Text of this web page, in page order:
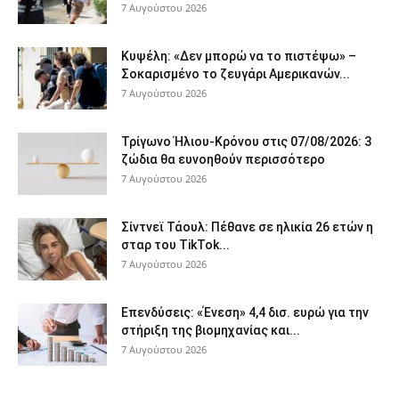
7 Αυγούστου 2026
Κυψέλη: «Δεν μπορώ να το πιστέψω» –
Σοκαρισμένο το ζευγάρι Αμερικανών...
7 Αυγούστου 2026
Τρίγωνο Ήλιου-Κρόνου στις 07/08/2026: 3
ζώδια θα ευνοηθούν περισσότερο
7 Αυγούστου 2026
Σίντνεϊ Τάουλ: Πέθανε σε ηλικία 26 ετών η
σταρ του TikTok...
7 Αυγούστου 2026
Επενδύσεις: «Ένεση» 4,4 δισ. ευρώ για την
στήριξη της βιομηχανίας και...
7 Αυγούστου 2026